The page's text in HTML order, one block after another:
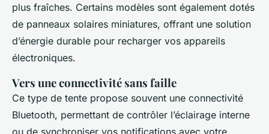
plus fraîches. Certains modèles sont également dotés
de panneaux solaires miniatures, offrant une solution
d’énergie durable pour recharger vos appareils
électroniques.
Vers une connectivité sans faille
Ce type de tente propose souvent une connectivité
Bluetooth, permettant de contrôler l’éclairage interne
ou de synchroniser vos notifications avec votre